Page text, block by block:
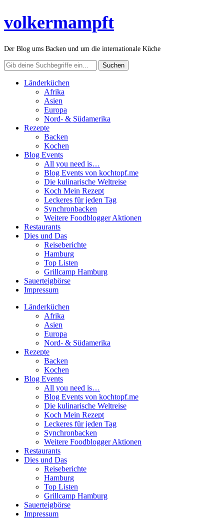
volkermampft
Der Blog ums Backen und um die internationale Küche
Länderküchen
Afrika
Asien
Europa
Nord- & Südamerika
Rezepte
Backen
Kochen
Blog Events
All you need is…
Blog Events von kochtopf.me
Die kulinarische Weltreise
Koch Mein Rezept
Leckeres für jeden Tag
Synchronbacken
Weitere Foodblogger Aktionen
Restaurants
Dies und Das
Reiseberichte
Hamburg
Top Listen
Grillcamp Hamburg
Sauerteigbörse
Impressum
Länderküchen
Afrika
Asien
Europa
Nord- & Südamerika
Rezepte
Backen
Kochen
Blog Events
All you need is…
Blog Events von kochtopf.me
Die kulinarische Weltreise
Koch Mein Rezept
Leckeres für jeden Tag
Synchronbacken
Weitere Foodblogger Aktionen
Restaurants
Dies und Das
Reiseberichte
Hamburg
Top Listen
Grillcamp Hamburg
Sauerteigbörse
Impressum